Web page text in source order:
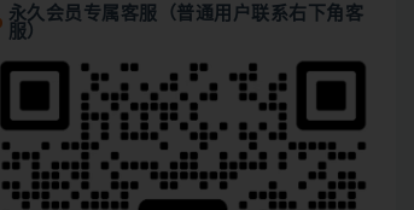
永久会员专属客服（普通用户联系右下角客
服）